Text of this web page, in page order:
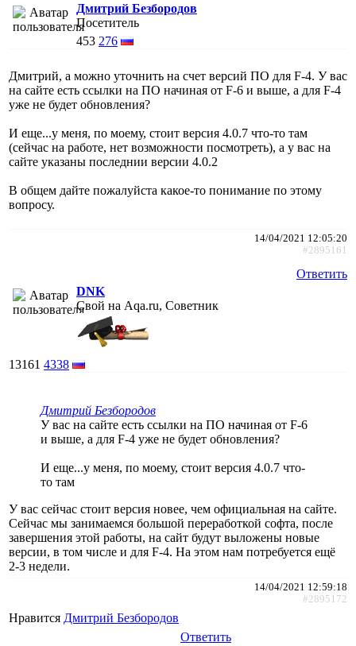
Дмитрий Безбородов
Посетитель
453 276
Дмитрий, а можно уточнить на счет версий ПО для F-4. У вас
на сайте есть ссылки на ПО начиная от F-6 и выше, а для F-4
уже не будет обновления?
И еще...у меня, по моему, стоит версия 4.0.7 что-то там
(сейчас на работе, нет возможности посмотреть), а у вас на
сайте указаны последнии версии 4.0.2
В общем дайте пожалуйста какое-то понимание по этому
вопросу.
14/04/2021 12:05:20
#2895161
Ответить
DNK
Свой на Aqa.ru, Советник
13161 4338
Дмитрий Безбородов
У вас на сайте есть ссылки на ПО начиная от F-6
и выше, а для F-4 уже не будет обновления?
И еще...у меня, по моему, стоит версия 4.0.7 что-
то там
У вас сейчас стоит версия новее, чем официальная на сайте.
Сейчас мы занимаемся большой переработкой софта, после
завершения этой работы, на сайт будут выложены новые
версии, в том числе и для F-4. На этом нам потребуется ещё
2-3 недели.
14/04/2021 12:59:18
#2895172
Нравится Дмитрий Безбородов
Ответить